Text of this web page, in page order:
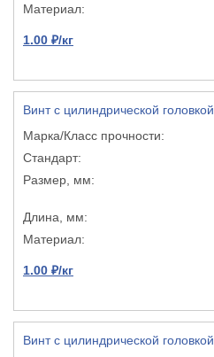
1.00 ₽/кг
Винт с цилиндрической головкой
1.00 ₽/кг
Винт с цилиндрической головкой